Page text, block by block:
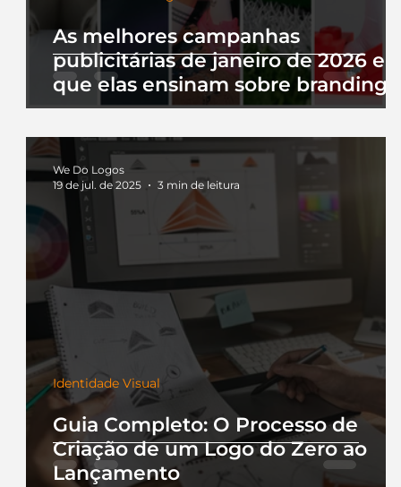
As melhores campanhas
publicitárias de janeiro de 2026 e
que elas ensinam sobre branding
Guia Completo: O Processo de
Criação de um Logo do Zero ao
Lançamento
Identidade Visual
We Do Logos
19 de jul. de 2025
3 min de leitura